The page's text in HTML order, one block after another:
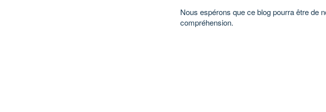
Nous espérons que ce blog pourra être de
compréhension.